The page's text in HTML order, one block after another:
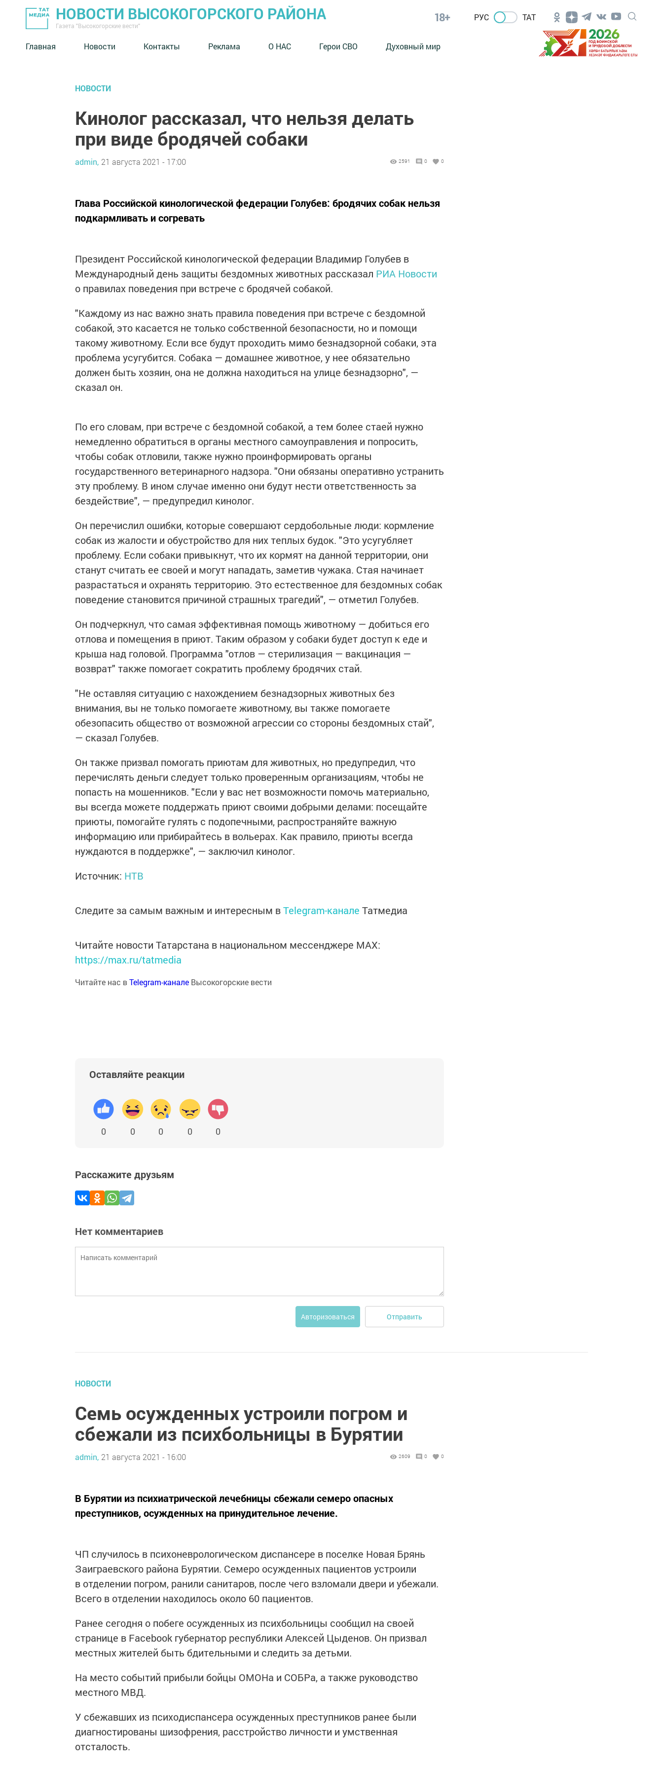
НОВОСТИ ВЫСОКОГОРСКОГО РАЙОНА
Газета "Высокогорские вести"
18+ РУС ТАТ
Главная Новости Контакты Реклама О НАС Герои СВО Духовный мир
НОВОСТИ
Кинолог рассказал, что нельзя делать
при виде бродячей собаки
admin, 21 августа 2021 - 17:00 2591 0 0
Глава Российской кинологической федерации Голубев: бродячих собак нельзя
подкармливать и согревать
Президент Российской кинологической федерации Владимир Голубев в
Международный день защиты бездомных животных рассказал РИА Новости
о правилах поведения при встрече с бродячей собакой.
"Каждому из нас важно знать правила поведения при встрече с бездомной
собакой, это касается не только собственной безопасности, но и помощи
такому животному. Если все будут проходить мимо безнадзорной собаки, эта
проблема усугубится. Собака — домашнее животное, у нее обязательно
должен быть хозяин, она не должна находиться на улице безнадзорно", —
сказал он.
По его словам, при встрече с бездомной собакой, а тем более стаей нужно
немедленно обратиться в органы местного самоуправления и попросить,
чтобы собак отловили, также нужно проинформировать органы
государственного ветеринарного надзора. "Они обязаны оперативно устранить
эту проблему. В ином случае именно они будут нести ответственность за
бездействие", — предупредил кинолог.
Он перечислил ошибки, которые совершают сердобольные люди: кормление
собак из жалости и обустройство для них теплых будок. "Это усугубляет
проблему. Если собаки привыкнут, что их кормят на данной территории, они
станут считать ее своей и могут нападать, заметив чужака. Стая начинает
разрастаться и охранять территорию. Это естественное для бездомных собак
поведение становится причиной страшных трагедий", — отметил Голубев.
Он подчеркнул, что самая эффективная помощь животному — добиться его
отлова и помещения в приют. Таким образом у собаки будет доступ к еде и
крыша над головой. Программа "отлов — стерилизация — вакцинация —
возврат" также помогает сократить проблему бродячих стай.
"Не оставляя ситуацию с нахождением безнадзорных животных без
внимания, вы не только помогаете животному, вы также помогаете
обезопасить общество от возможной агрессии со стороны бездомных стай",
— сказал Голубев.
Он также призвал помогать приютам для животных, но предупредил, что
перечислять деньги следует только проверенным организациям, чтобы не
попасть на мошенников. "Если у вас нет возможности помочь материально,
вы всегда можете поддержать приют своими добрыми делами: посещайте
приюты, помогайте гулять с подопечными, распространяйте важную
информацию или прибирайтесь в вольерах. Как правило, приюты всегда
нуждаются в поддержке", — заключил кинолог.
Источник: НТВ
Следите за самым важным и интересным вTelegram-канале Татмедиа
Читайте новости Татарстана в национальном мессенджере MАХ:
https://max.ru/tatmedia
Читайте нас вTelegram-канале Высокогорские вести
Оставляйте реакции
0 0 0 0 0
Расскажите друзьям
Нет комментариев
Авторизоваться Отправить
НОВОСТИ
Семь осужденных устроили погром и
сбежали из психбольницы в Бурятии
admin, 21 августа 2021 - 16:00 2609 0 0
В Бурятии из психиатрической лечебницы сбежали семеро опасных
преступников, осужденных на принудительное лечение.
ЧП случилось в психоневрологическом диспансере в поселке Новая Брянь
Заиграевского района Бурятии. Семеро осужденных пациентов устроили
в отделении погром, ранили санитаров, после чего взломали двери и убежали.
Всего в отделении находилось около 60 пациентов.
Ранее сегодня о побеге осужденных из психбольницы сообщил на своей
странице в Facebook губернатор республики Алексей Цыденов. Он призвал
местных жителей быть бдительными и следить за детьми.
На место событий прибыли бойцы ОМОНа и СОБРа, а также руководство
местного МВД.
У сбежавших из психодиспансера осужденных преступников ранее были
диагностированы шизофрения, расстройство личности и умственная
отсталость.